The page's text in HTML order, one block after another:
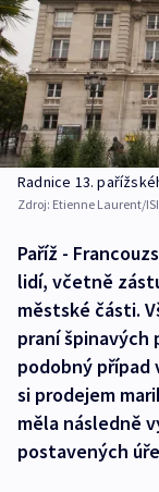
Radnice 13.
Zdroj: Etienne Laurent/
Paříž -
lidí, včetně
městské části.
praní špinavých
podobný případ
si prodejem
měla následně
postavených